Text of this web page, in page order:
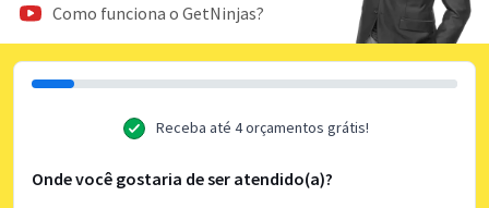
Como funciona o GetNinjas?
Receba até 4 orçamentos grátis!
Onde você gostaria de ser atendido(a)?